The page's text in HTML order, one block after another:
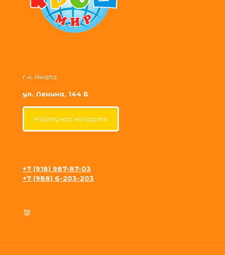
г-к. Анапа
ул. Ленина, 144 Б
Найти нас на карте
+7 (918) 987-87-03
+7 (988) 6-203-203